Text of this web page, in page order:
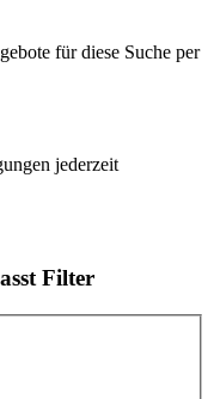
für diese Suche per
jederzeit
Filter